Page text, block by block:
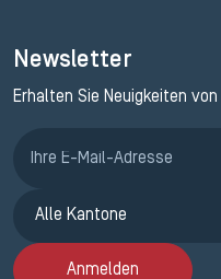
Newsletter
Erhalten Sie Neuigkeiten
Anmelden